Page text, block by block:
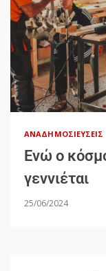
ΑΝΑΔΗΜΟΣΙΕΎΣΕΙΣ
Ενώ ο
γεννιέται
25/06/2024